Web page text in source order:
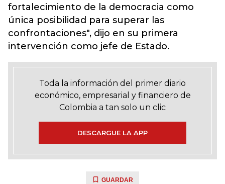
fortalecimiento de la democracia como
única posibilidad para superar las
confrontaciones", dijo en su primera
intervención como jefe de Estado.
Toda la información del primer diario
económico, empresarial y financiero de
Colombia a tan solo un clic
DESCARGUE LA APP
GUARDAR